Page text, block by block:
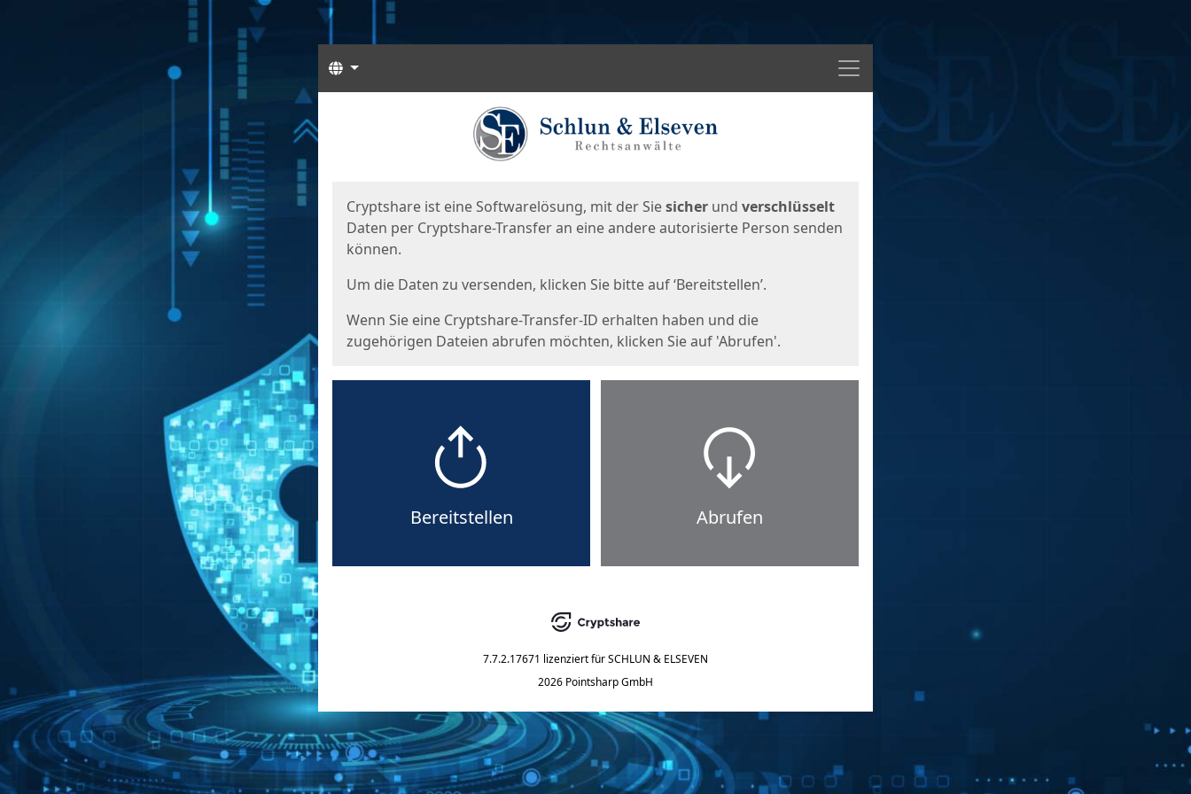
Menü
Sprachen
Cryptshare ist eine Softwarelösung, mit der Siesicher und verschlüsselt
Daten per Cryptshare-Transfer an eine andere autorisierte Person senden
können.
Um die Daten zu versenden, klicken Sie bitte auf ‘Bereitstellen’.
Wenn Sie eine Cryptshare-Transfer-ID erhalten haben und die
zugehörigen Dateien abrufen möchten, klicken Sie auf 'Abrufen'.
Bereitstellen Abrufen
7.7.2.17671 lizenziert fürSCHLUN & ELSEVEN
2026 Pointsharp GmbH